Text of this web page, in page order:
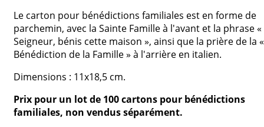
Le carton pour bénédictions familiales est en forme de
parchemin, avec la Sainte Famille à l'avant et la phrase «
Seigneur, bénis cette maison », ainsi que la prière de la «
Bénédiction de la Famille » à l'arrière en italien.
Dimensions : 11x18,5 cm.
Prix pour un lot de 100 cartons pour bénédictions
familiales, non vendus séparément.